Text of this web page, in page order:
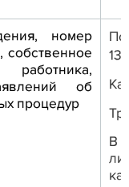
номер
об
процедур
В